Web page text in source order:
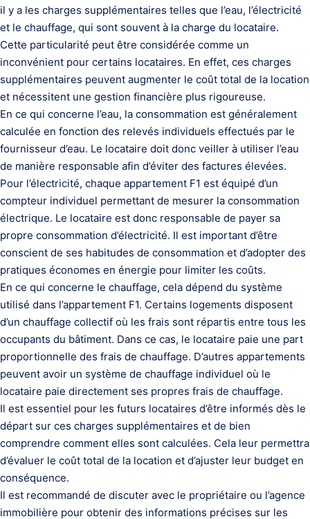
il y a les charges supplémentaires telles que l’eau, l’électricité
et le chauffage, qui sont souvent à la charge du locataire.
Cette particularité peut être considérée comme un
inconvénient pour certains locataires. En effet, ces charges
supplémentaires peuvent augmenter le coût total de la location
et nécessitent une gestion financière plus rigoureuse.
En ce qui concerne l’eau, la consommation est généralement
calculée en fonction des relevés individuels effectués par le
fournisseur d’eau. Le locataire doit donc veiller à utiliser l’eau
de manière responsable afin d’éviter des factures élevées.
Pour l’électricité, chaque appartement F1 est équipé d’un
compteur individuel permettant de mesurer la consommation
électrique. Le locataire est donc responsable de payer sa
propre consommation d’électricité. Il est important d’être
conscient de ses habitudes de consommation et d’adopter des
pratiques économes en énergie pour limiter les coûts.
En ce qui concerne le chauffage, cela dépend du système
utilisé dans l’appartement F1. Certains logements disposent
d’un chauffage collectif où les frais sont répartis entre tous les
occupants du bâtiment. Dans ce cas, le locataire paie une part
proportionnelle des frais de chauffage. D’autres appartements
peuvent avoir un système de chauffage individuel où le
locataire paie directement ses propres frais de chauffage.
Il est essentiel pour les futurs locataires d’être informés dès le
départ sur ces charges supplémentaires et de bien
comprendre comment elles sont calculées. Cela leur permettra
d’évaluer le coût total de la location et d’ajuster leur budget en
conséquence.
Il est recommandé de discuter avec le propriétaire ou l’agence
immobilière pour obtenir des informations précises sur les